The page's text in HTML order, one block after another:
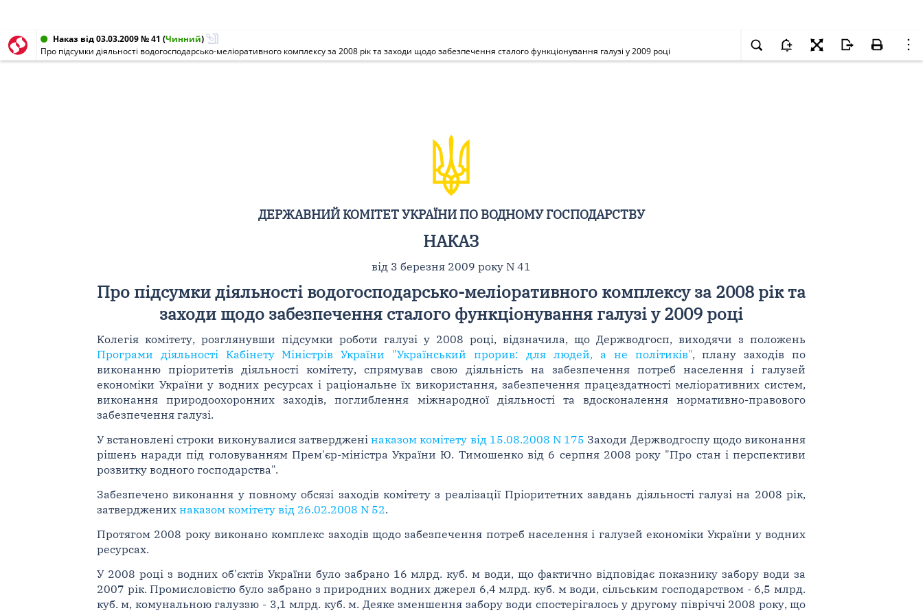
Наказ від 03.03.2009 № 41 (Чинний)
Про підсумки діяльності водогосподарсько-меліоративного комплексу за 2008 рік та заходи щодо забезпечення сталого функціонування галузі у 2009 році
ДЕРЖАВНИЙ КОМІТЕТ УКРАЇНИ ПО ВОДНОМУ ГОСПОДАРСТВУ
НАКАЗ
від 3 березня 2009 року N 41
Про підсумки діяльності водогосподарсько-меліоративного комплексу за 2008 рік та
заходи щодо забезпечення сталого функціонування галузі у 2009 році
Колегія комітету, розглянувши підсумки роботи галузі у 2008 році, відзначила, що Держводгосп, виходячи з положень
Програми діяльності Кабінету Міністрів України "Український прорив: для людей, а не політиків", плану заходів по
виконанню пріоритетів діяльності комітету, спрямував свою діяльність на забезпечення потреб населення і галузей
економіки України у водних ресурсах і раціональне їх використання, забезпечення працездатності меліоративних систем,
виконання природоохоронних заходів, поглиблення міжнародної діяльності та вдосконалення нормативно-правового
забезпечення галузі.
У встановлені строки виконувалися затвердженінаказом комітету від 15.08.2008 N 175 Заходи Держводгоспу щодо виконання
рішень наради під головуванням Прем'єр-міністра України Ю. Тимошенко від 6 серпня 2008 року "Про стан і перспективи
розвитку водного господарства".
Забезпечено виконання у повному обсязі заходів комітету з реалізації Пріоритетних завдань діяльності галузі на 2008 рік,
затверджених наказом комітету від 26.02.2008 N 52.
Протягом 2008 року виконано комплекс заходів щодо забезпечення потреб населення і галузей економіки України у водних
ресурсах.
У 2008 році з водних об'єктів України було забрано 16 млрд. куб. м води, що фактично відповідає показнику забору води за
2007 рік. Промисловістю було забрано з природних водних джерел 6,4 млрд. куб. м води, сільським господарством - 6,5 млрд.
куб. м, комунальною галуззю - 3,1 млрд. куб. м. Деяке зменшення забору води спостерігалось у другому півріччі 2008 року, що